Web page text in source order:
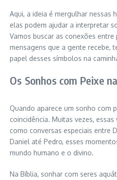
Aqui, a ideia é mergulhar nessas
elas podem ajudar a interpretar
Vamos buscar as conexões
mensagens que a gente recebe,
papel desses símbolos na
Os Sonhos com Peixe
Quando aparece um sonho com
coincidência. Muitas vezes,
como conversas especiais entre
Daniel até Pedro, esses
mundo humano e o divino.
Na Bíblia, sonhar com seres